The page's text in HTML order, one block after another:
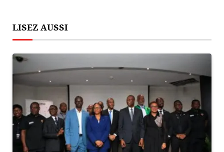
LISEZ AUSSI